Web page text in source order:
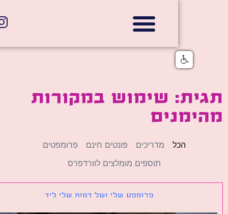
שימוש במקורות
מדריכים פונטים חינם
פרומפטים
תוספים מומלצים לוורדפרס
פרומפט שלי ושל דמות שלי ליד